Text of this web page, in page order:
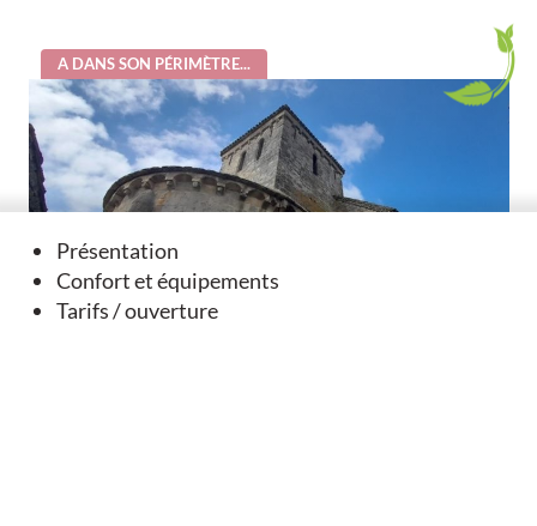
Présentation
Confort et équipements
Tarifs / ouverture
A DANS SON PÉRIMÈTRE...